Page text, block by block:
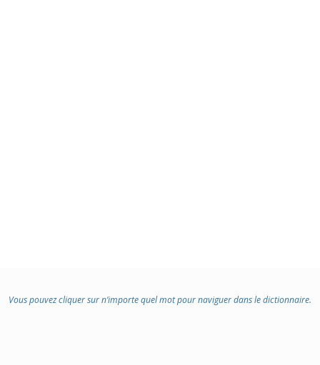
Vous pouvez cliquer sur n’importe quel mot pour naviguer dans le dictionnaire.